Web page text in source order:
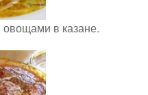
овощами в казане.